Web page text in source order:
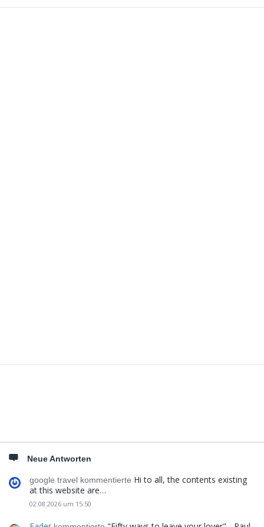
Neue Antworten
google travel kommentierte Hi to all, the contents existing
at this website are…
02.08.2026 um 15:50